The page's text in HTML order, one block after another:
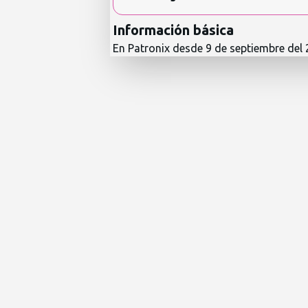
Información básica
En Patronix desde 9 de septiembre del